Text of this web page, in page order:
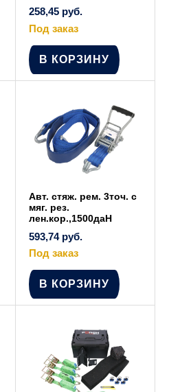
258,45 руб.
Под заказ
В КОРЗИНУ
Авт. стяж. рем. 3точ. с
мяг. рез.
лен.кор.,1500даН
593,74 руб.
Под заказ
В КОРЗИНУ